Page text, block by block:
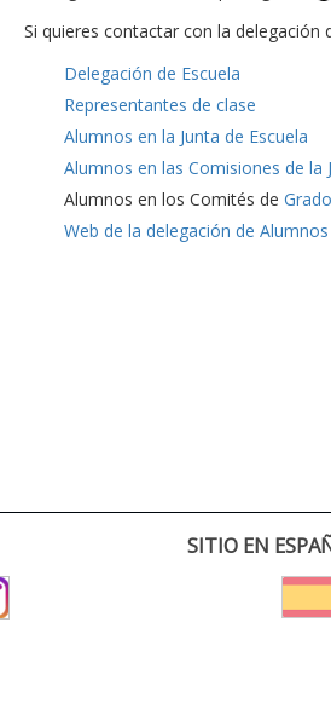
Si quieres contactar con la delegación
Delegación de Escuela
Representantes de clase
Alumnos en la Junta de Escuela
Alumnos en las Comisiones de la
Alumnos en los Comités de
Web de la delegación de Alumnos
SITIO EN